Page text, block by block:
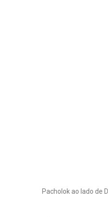
Pacholok ao lado de